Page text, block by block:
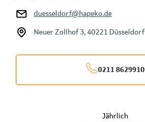
duesseldorf@hapeko.de
Neuer Zollhof 3, 40221 Düsseldorf
0211 8629910
Jährlich